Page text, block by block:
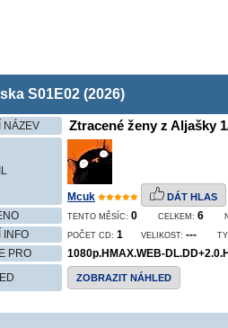
S01E02 (2026)
NÁZEV Ztracené ženy z Aljašky
Mcuk DÁT HLAS
TENTO MĚSÍC: 0 CELKEM: 6
INFO POČET CD: 1 VELIKOST: ---
PRO
1080p.HMAX.WEB-
ZOBRAZIT NÁHLED